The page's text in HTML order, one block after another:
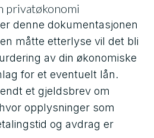
privatøkonomi
denne dokumentasjonen
måtte etterlyse vil det bli
av din økonomiske
for et eventuelt lån.
et gjeldsbrev om
opplysninger som
og avdrag er